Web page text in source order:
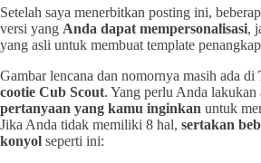
Setelah saya menerbitkan posting ini,
versi yang Anda dapat mempersonalisasi,
yang asli untuk membuat template
Gambar lencana dan nomornya masih ada di
cootie Cub Scout. Yang perlu Anda lakukan
pertanyaan yang kamu inginkan untuk
Jika Anda tidak memiliki 8 hal, sertakan
konyol seperti ini: